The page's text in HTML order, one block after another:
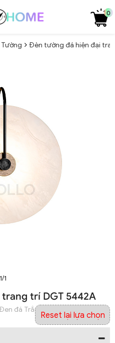
0
Đèn tường đá hiện đại
1/1
trí DGT 5442A
đá Trắng - Ø250 - 5W -
Reset lại lựa chọn